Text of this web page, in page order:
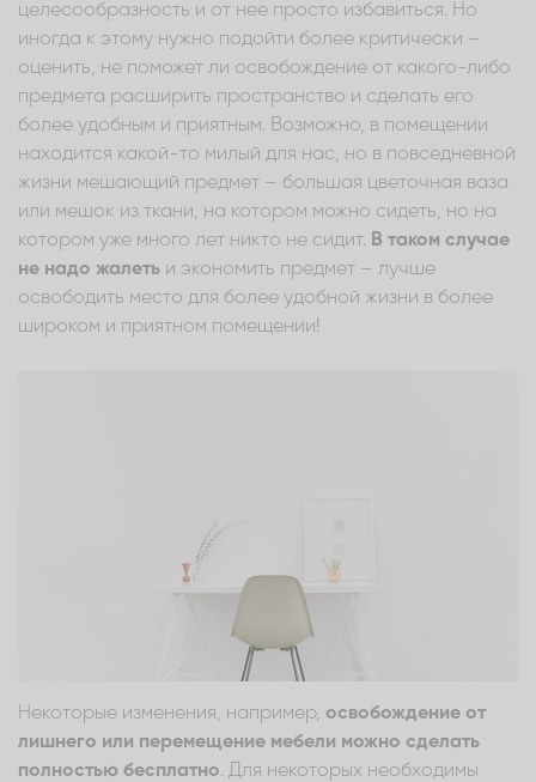
целесообразность и от нее просто избавиться. Но
иногда к этому нужно подойти более критически –
оценить, не поможет ли освобождение от какого-либо
предмета расширить пространство и сделать его
более удобным и приятным. Возможно, в помещении
находится какой-то милый для нас, но в повседневной
жизни мешающий предмет – большая цветочная ваза
или мешок из ткани, на котором можно сидеть, но на
котором уже много лет никто не сидит. В таком случае
не надо жалеть и экономить предмет – лучше
освободить место для более удобной жизни в более
широком и приятном помещении!
Некоторые изменения, например, освобождение от
лишнего или перемещение мебели можно сделать
полностью бесплатно. Для некоторых необходимы